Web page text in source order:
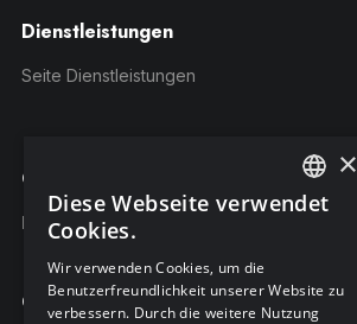
Dienstleistungen
Seite Dienstleistungen
C-Risk-Education
Kursangebot
Company
ENGLISH
GERMAN
×
Diese Webseite verwendet
Cookies.
Wir verwenden Cookies, um die
Benutzerfreundlichkeit unserer Website zu
verbessern. Durch die weitere Nutzung